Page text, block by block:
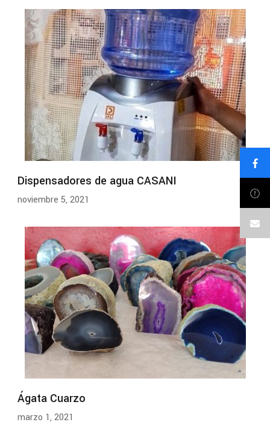
Dispensadores de agua CASANI
noviembre 5, 2021
Ágata Cuarzo
marzo 1, 2021